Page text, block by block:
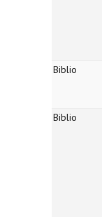
Biblio
Biblio